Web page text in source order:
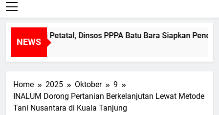
NEWS
di Petatal, Dinsos PPPA Batu Bara Siapkan
Home 2025 Oktober
9
INALUM Dorong Pertanian Berkelanjutan Lewat Metode
Tani Nusantara di Kuala Tanjung